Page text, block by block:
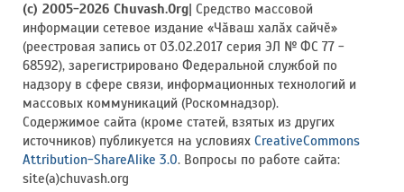
(c) 2005-2026 Chuvash.Org| Средство массовой
информации сетевое издание «Чӑваш халӑх сайчӗ»
(реестровая запись от 03.02.2017 серия ЭЛ № ФС 77 -
68592), зарегистрировано Федеральной службой по
надзору в сфере связи, информационных технологий и
массовых коммуникаций (Роскомнадзор).
Содержимое сайта (кроме статей, взятых из других
источников) публикуется на условиях CreativeCommons
Attribution-ShareAlike 3.0. Вопросы по работе сайта:
site(a)chuvash.org